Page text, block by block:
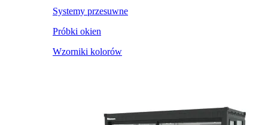
Systemy przesuwne
Próbki okien
Wzorniki kolorów